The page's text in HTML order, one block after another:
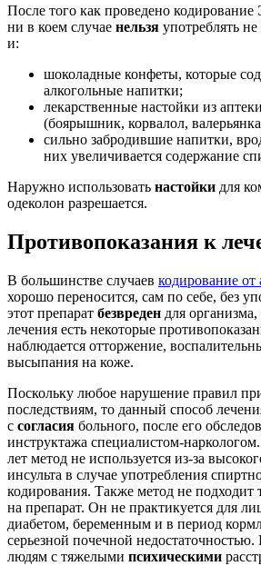
После того как проведено
ни в коем случае нельзя употреблять
и:
шоколадные конфеты, которые
алкогольные напитки;
лекарственные настойки из
(боярышник, корвалол,
сильно забродившие напитки,
них увеличивается содержание
Наружно использовать настойки для
одеколон разрешается.
Противопоказания к
В большинстве случаев кодирование от
хорошо переносится, сам по себе, без
этот препарат безвреден для
лечения есть некоторые
наблюдается отторжение,
высыпания на коже.
Поскольку любое нарушение правил
последствиям, то данный способ
с согласия больного, после его
инструктажа специалистом-
лет метод не используется из-за
инсульта в случае употребления
кодирования. Также метод не подходит
на препарат. Он не практикуется для
диабетом, беременным и в период
серьезной почечной
людям с тяжелыми психическими